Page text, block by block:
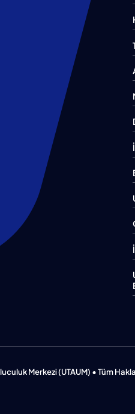
Merkezi (UTAUM) • Tüm